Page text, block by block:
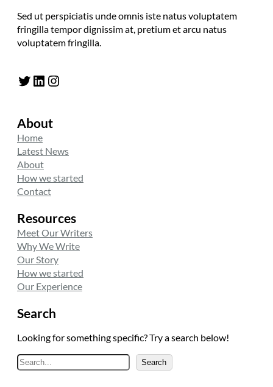
Sed ut perspiciatis unde omnis iste natus voluptatem
fringilla tempor dignissim at, pretium et arcu natus
voluptatem fringilla.
Twitter LinkedIn Instagram
About
Home
Latest News
About
How we started
Contact
Resources
Meet Our Writers
Why We Write
Our Story
How we started
Our Experience
Search
Looking for something specific? Try a search below!
A
r
Search